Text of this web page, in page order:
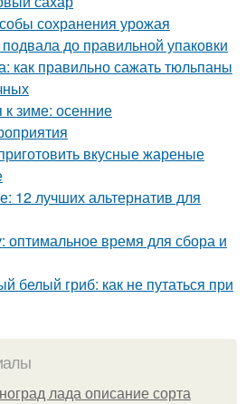
сохранения урожая
до правильной упаковки
как правильно сажать тюльпаны
к зиме: осенние
вкусные жареные
12 лучших альтернатив для
оптимальное время для сбора и
белый гриб: как не путаться при
лада описание сорта